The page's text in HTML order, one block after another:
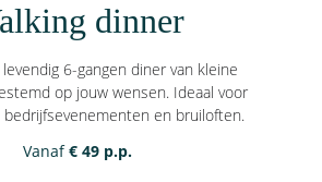
dinner
6-gangen diner van kleine
op jouw wensen. Ideaal voor
bedrijfsevenementen en bruiloften.
Vanaf € 49 p.p.